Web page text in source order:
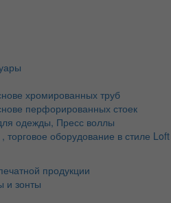
хромированных труб
перфорированных стоек
одежды, Пресс воллы
торговое оборудование в стиле Loft
продукции
и зонты